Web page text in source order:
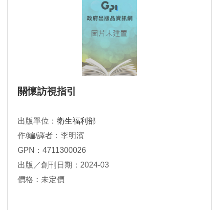
關懷訪視指引
出版單位： 衛生福利部
作/編/譯者：李明濱
GPN：4711300026
出版／創刊日期：2024-03
價格：未定價